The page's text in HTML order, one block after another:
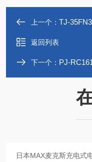
上一个： TJ-35FN3FW-
返回列表
下一个： PJ-